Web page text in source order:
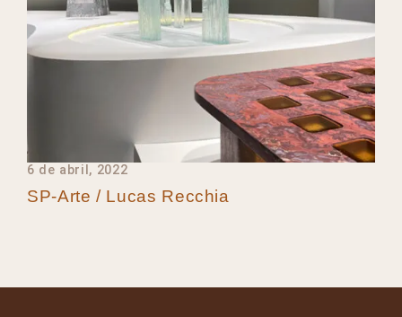
6 de abril, 2022
SP-Arte / Lucas Recchia